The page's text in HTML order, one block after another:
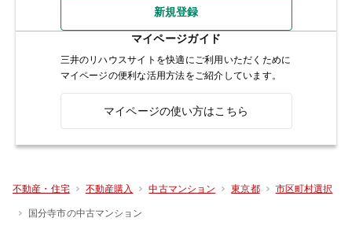
新規登録
マイページガイド
三井のリハウスサイトを快適にご利用いただくために
マイページの便利な活用方法をご紹介しています。
マイページの使い方はこちら
不動産・住宅 不動産購入 中古マンション 東京都 市区町村選択
国分寺市の中古マンション